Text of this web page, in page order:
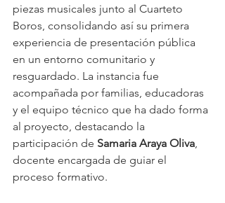
piezas musicales junto al Cuarteto
Boros, consolidando así su primera
experiencia de presentación pública
en un entorno comunitario y
resguardado. La instancia fue
acompañada por familias, educadoras
y el equipo técnico que ha dado forma
al proyecto, destacando la
participación de Samaria Araya Oliva,
docente encargada de guiar el
proceso formativo.